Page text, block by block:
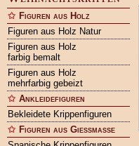
Figuren aus Holz
Figuren aus Holz Natur
Figuren aus Holz
farbig bemalt
Figuren aus Holz
mehrfarbig gebeizt
Ankleidefiguren
Bekleidete Krippenfiguren
Figuren aus Gießmasse